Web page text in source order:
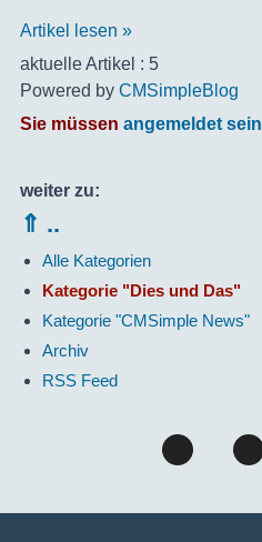
Artikel lesen »
aktuelle Artikel : 5
Powered by CMSimpleBlog
Sie müssen angemeldet sein
weiter zu:
⇑ ..
Alle Kategorien
Kategorie "Dies und Das"
Kategorie "CMSimple News"
Archiv
RSS Feed